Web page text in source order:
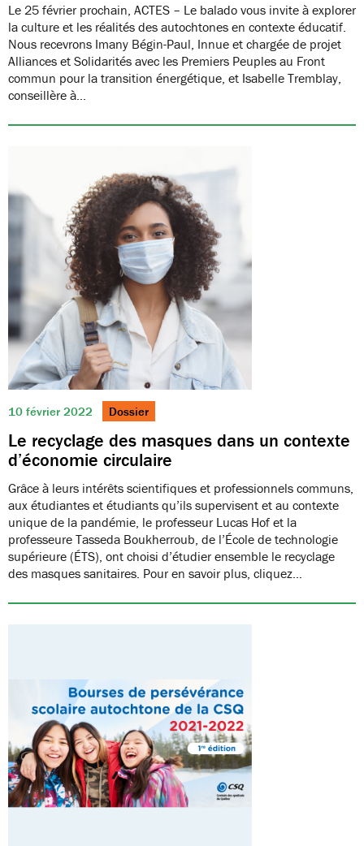
Le 25 février prochain, ACTES – Le balado vous invite à explorer
la culture et les réalités des autochtones en contexte éducatif.
Nous recevrons Imany Bégin-Paul, Innue et chargée de projet
Alliances et Solidarités avec les Premiers Peuples au Front
commun pour la transition énergétique, et Isabelle Tremblay,
conseillère à…
10 février 2022 Dossier
Le recyclage des masques dans un contexte
d’économie circulaire
Grâce à leurs intérêts scientifiques et professionnels communs,
aux étudiantes et étudiants qu’ils supervisent et au contexte
unique de la pandémie, le professeur Lucas Hof et la
professeure Tasseda Boukherroub, de l’École de technologie
supérieure (ÉTS), ont choisi d’étudier ensemble le recyclage
des masques sanitaires. Pour en savoir plus, cliquez…